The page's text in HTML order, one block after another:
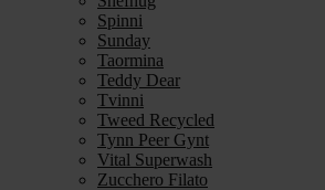
Spinni
Sunday
Taormina
Teddy Dear
Tvinni
Tweed Recycled
Tynn Peer Gynt
Vital Superwash
Zucchero Filato